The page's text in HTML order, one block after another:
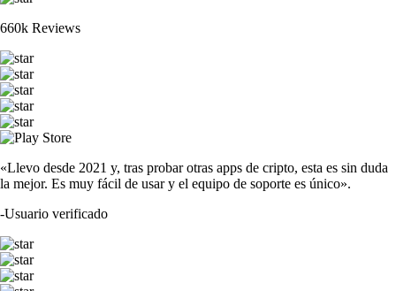
660k Reviews
«Llevo desde 2021 y, tras probar otras apps de cripto, esta es sin duda
la mejor. Es muy fácil de usar y el equipo de soporte es único».
-Usuario verificado